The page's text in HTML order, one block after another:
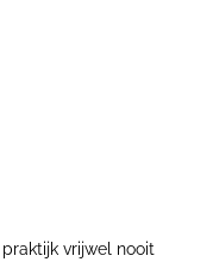
vrijwel nooit